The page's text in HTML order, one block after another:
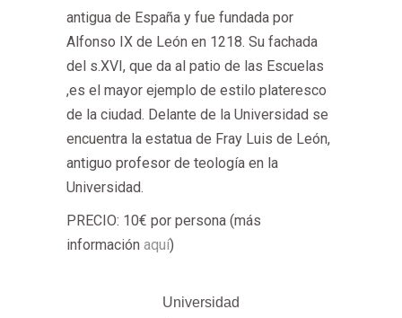
antigua de España y fue fundada por
Alfonso IX de León en 1218. Su fachada
del s.XVI, que da al patio de las Escuelas
,es el mayor ejemplo de estilo plateresco
de la ciudad. Delante de la Universidad se
encuentra la estatua de Fray Luis de León,
antiguo profesor de teología en la
Universidad.
PRECIO: 10€ por persona (más
información aquí)
Universidad